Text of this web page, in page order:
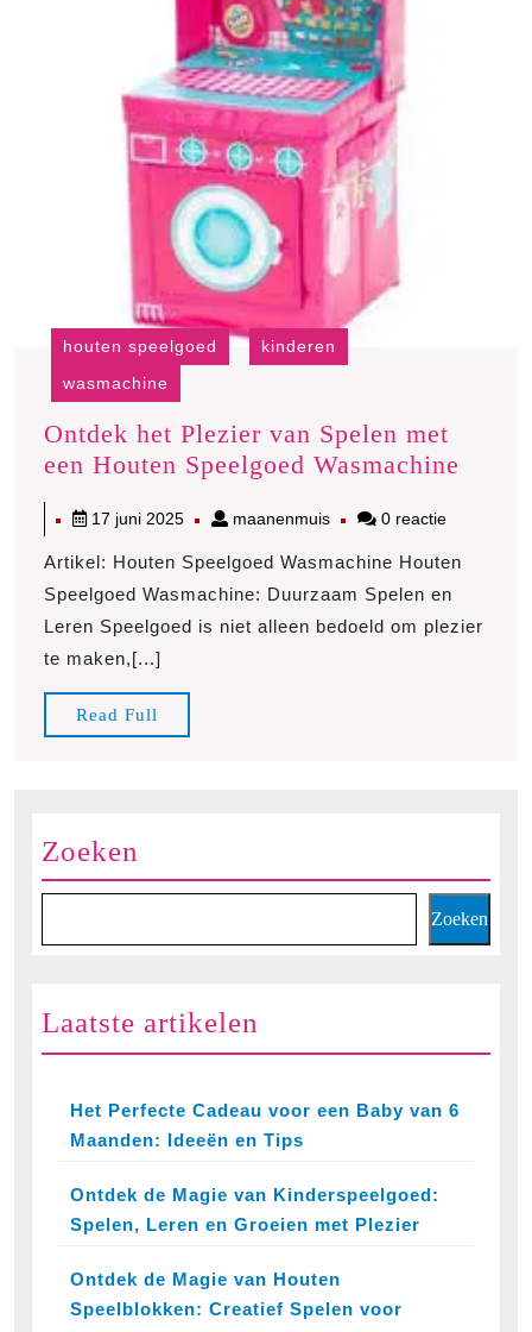
houten speelgoed
kinderen
wasmachine
Ontdek het Plezier van Spelen met
een Houten Speelgoed Wasmachine
van
met
17 juni 202517
2025
maanenmuismaanenmuis
0 reactie
Artikel: Houten Speelgoed Wasmachine Houten
Speelgoed Wasmachine: Duurzaam Spelen en
Leren Speelgoed is niet alleen bedoeld om plezier
te maken,[...]
Read Full
Full
Zoeken
Zoeken
Laatste artikelen
Het Perfecte Cadeau voor een Baby van 6
Maanden: Ideeën en Tips
Ontdek de Magie van Kinderspeelgoed:
Spelen, Leren en Groeien met Plezier
Ontdek de Magie van Houten
Speelblokken: Creatief Spelen voor